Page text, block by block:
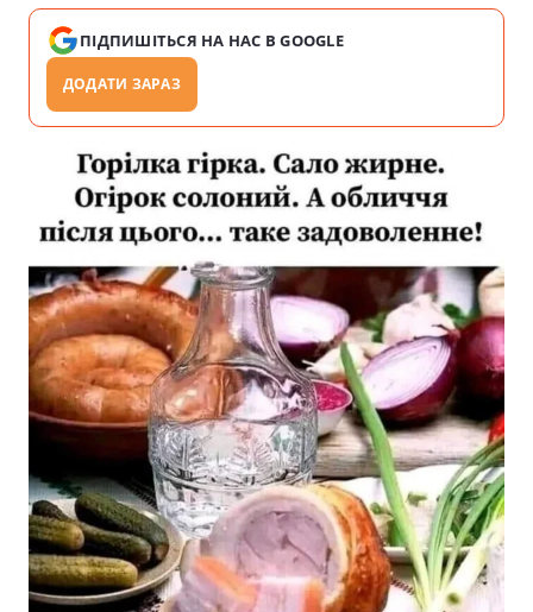
ПІДПИШІТЬСЯ НА НАС В GOOGLE
ДОДАТИ ЗАРАЗ